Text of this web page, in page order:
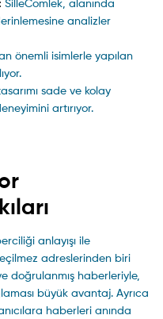
analizler
önemli isimlerle yapılan
sade ve kolay
artırıyor.
anlayışı ile
adreslerinden biri
doğrulanmış haberleriyle,
büyük avantaj. Ayrıca
haberleri anında